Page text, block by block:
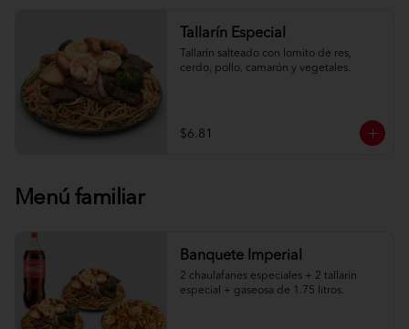
Tallarín Especial
Tallarín salteado con lomito de res,
cerdo, pollo, camarón y vegetales.
$6.81
Menú familiar
Banquete Imperial
2 chaulafanes especiales + 2 tallarin
especial + gaseosa de 1.75 litros.